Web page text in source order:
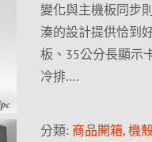
變化與主機板同步
湊的設計提供恰到
板、35公分長顯示
冷排….
分類: 商品開箱, 機